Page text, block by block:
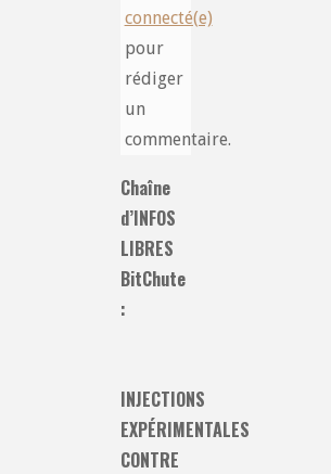
connecté(e)
pour
rédiger
un
commentaire.
Chaîne
d’INFOS
LIBRES
BitChute
:
INJECTIONS
EXPÉRIMENTALES
CONTRE